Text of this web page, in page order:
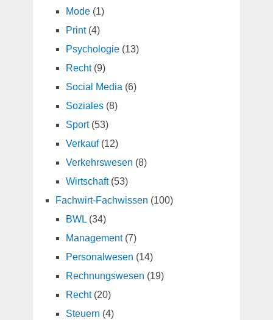
Mode(1)
Print(4)
Psychologie(13)
Recht(9)
Social Media (6)
Soziales(8)
Sport(53)
Verkauf(12)
Verkehrswesen (8)
Wirtschaft(53)
Fachwirt-Fachwissen (100)
BWL(34)
Management(7)
Personalwesen (14)
Rechnungswesen (19)
Recht(20)
Steuern (4)